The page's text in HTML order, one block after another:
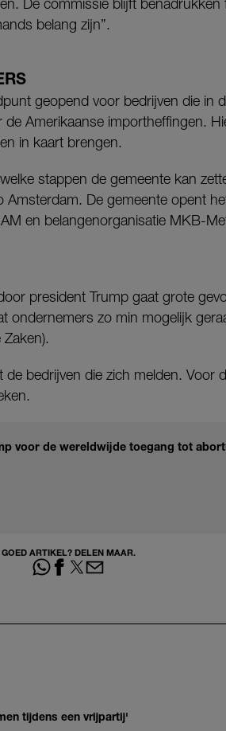
belang zijn”.
geopend voor bedrijven die in
Amerikaanse importheffingen.
in kaart brengen.
stappen de gemeente kan
De gemeente opent
en belangenorganisatie MKB-
president Trump gaat grote
ondernemers zo min mogelijk
bedrijven die zich melden. Voor
voor de wereldwijde toegang tot
GOED ARTIKEL? DELEN MAAR.
tijdens een vrijpartij'